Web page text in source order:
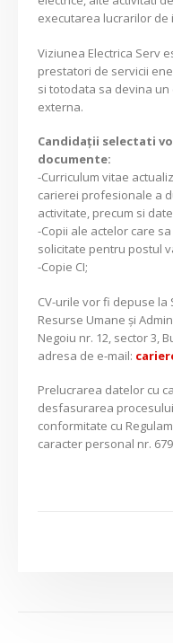
executarea lucrarilor de
Viziunea Electrica Serv
prestatori de servicii
si totodata sa devina
externa.
Candidaţii selectati
documente:
-Curriculum vitae
carierei profesionale a
activitate, precum si
-Copii ale actelor care
solicitate pentru postul
-Copie CI;
CV-urile vor fi depuse la
Resurse Umane și
Negoiu nr. 12, sector 3,
adresa de e-mail:
Prelucrarea datelor cu
desfasurarea
conformitate cu
caracter personal nr.